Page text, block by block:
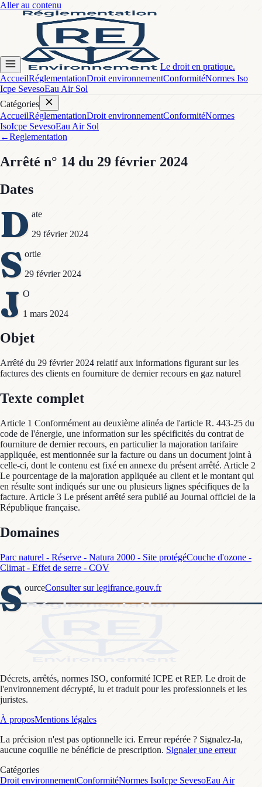
Aller au contenu
Le droit en pratique.
AccueilRéglementationDroit environnementConformitéNormes Iso
Icpe SevesoEau Air Sol
Catégories
AccueilRéglementationDroit environnementConformitéNormes
IsoIcpe SevesoEau Air Sol
←Reglementation
Arrêté n° 14 du 29 février 2024
Dates
D ate
29 février 2024
S ortie
29 février 2024
J O
1 mars 2024
Objet
Arrêté du 29 février 2024 relatif aux informations figurant sur les
factures des clients en fourniture de dernier recours en gaz naturel
Texte complet
Article 1 Conformément au deuxième alinéa de l'article R. 443-25 du
code de l'énergie, une information sur les spécificités du contrat de
fourniture de dernier recours, en particulier la majoration tarifaire
appliquée, est mentionnée sur la facture ou dans un document joint à
celle-ci, dont le contenu est fixé en annexe du présent arrêté. Article 2
Le pourcentage de la majoration appliquée au client et le montant qui
en résulte sont indiqués sur une ou plusieurs lignes spécifiques de la
facture. Article 3 Le présent arrêté sera publié au Journal officiel de la
République française.
Domaines
Parc naturel - Réserve - Natura 2000 - Site protégéCouche d'ozone -
Climat - Effet de serre - COV
S ourceConsulter sur legifrance.gouv.fr
Décrets, arrêtés, normes ISO, conformité ICPE et REP. Le droit de
l'environnement décrypté, lu et traduit pour les professionnels et les
juristes.
À proposMentions légales
La précision n'est pas optionnelle ici. Erreur repérée ? Signalez-la,
aucune coquille ne bénéficie de prescription. Signaler une erreur
Catégories
Droit environnementConformitéNormes IsoIcpe SevesoEau Air